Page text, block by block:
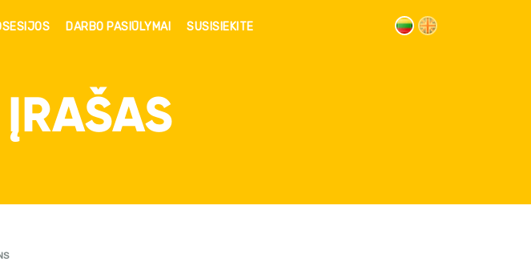
DARBO PASIŪLYMAI SUSISIEKITE